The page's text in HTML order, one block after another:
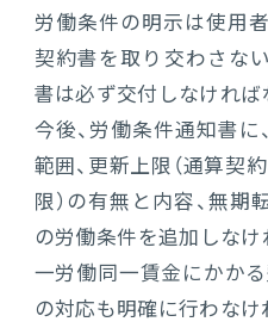
労働条件の明示は使用
契約書を取り交わさな
書は必ず交付しなければ
今後、労働条件通知書に
範囲、更新上限（通算契
限）の有無と内容、無期
の労働条件を追加しなけ
一労働同一賃金にかか
の対応も明確に行わなけ